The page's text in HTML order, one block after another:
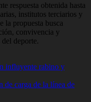
respuesta obtenida hasta
institutos terciarios y
la propuesta busca
convivencia y
deporte.
influyente rabino y
de carga de la línea de